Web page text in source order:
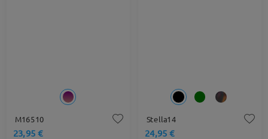
M16510
23,95 €
Stella14
24,95 €